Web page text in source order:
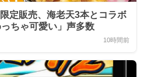
定販売、海老天3本とコラボ
ちゃ可愛い」声多数
10時間前